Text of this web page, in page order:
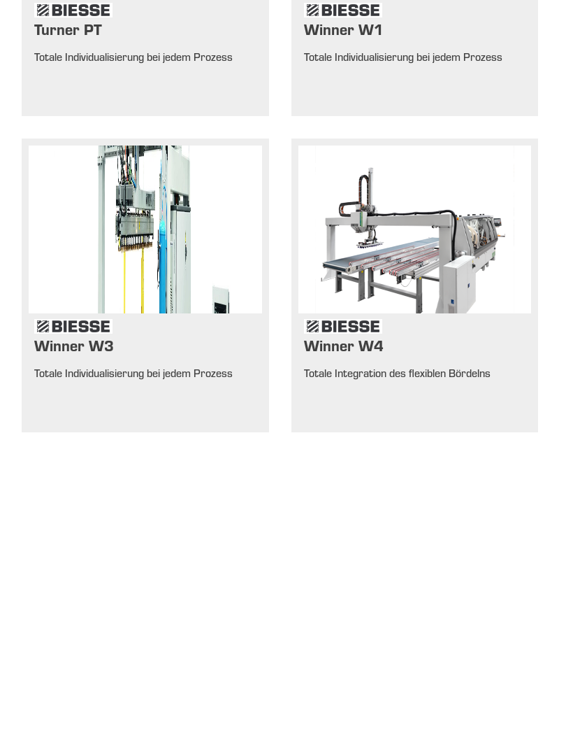
Turner PT
Totale Individualisierung bei jedem Prozess
Winner W1
Totale Individualisierung bei jedem Prozess
Winner W3
Totale Individualisierung bei jedem Prozess
Winner W4
Totale Integration des flexiblen Bördelns